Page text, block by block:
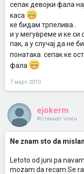
сепак девојки фала
каса
ке бидам трпелива..
и у мегувреме и ке
пак, а у случај да не
понатака. сепак ке
фала
7 март 2010
ejokerm
Истакнат член
Ne znam sto da
Letoto od juni pa
mozam da recam.Se